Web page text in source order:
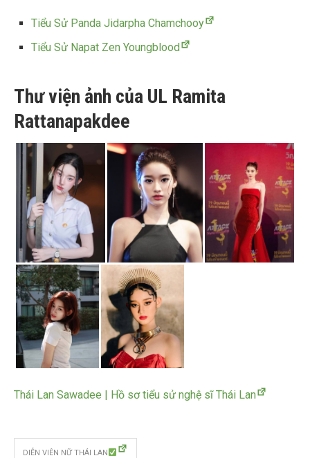
Tiểu Sử Panda Jidarpha Chamchooy
Tiểu Sử Napat Zen Youngblood
Thư viện ảnh của UL Ramita
Rattanapakdee
Thái Lan Sawadee | Hồ sơ tiểu sử nghệ sĩ Thái Lan
DIỄN VIÊN NỮ THÁI LAN